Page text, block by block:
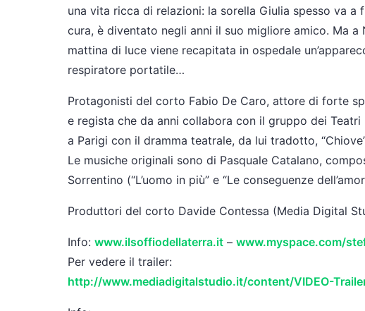
una vita ricca di relazioni: la sorella Giulia spesso va
cura, è diventato negli anni il suo migliore amico. Ma
mattina di luce viene recapitata in ospedale
respiratore portatile…
Protagonisti del corto Fabio De Caro, attore di forte
e regista che da anni collabora con il gruppo dei
a Parigi con il dramma teatrale, da lui tradotto,
Le musiche originali sono di Pasquale Catalano,
Sorrentino (“L’uomo in più” e “Le conseguenze
Produttori del corto Davide Contessa (Media Digital
Info: www.ilsoffiodellaterra.it – www.myspace.com/
Per vedere il trailer:
http://www.mediadigitalstudio.it/content/VIDEO-